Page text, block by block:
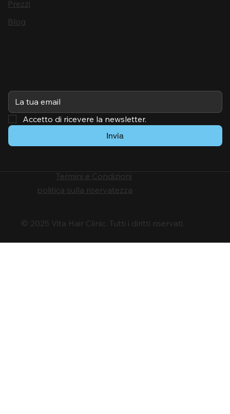
Prezzi
Blog
Accetto di ricevere la newsletter.
Invia
© 2025 Vita Hair Clinic. Tutti i diritti riservati.
Termini e Condizioni
politica sulla riservatezza